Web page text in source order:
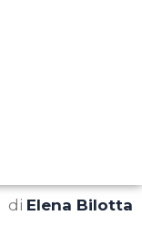
di Elena Bilotta